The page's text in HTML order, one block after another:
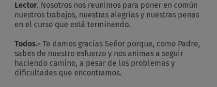
Lector. Nosotros nos reunimos para poner en común
nuestros trabajos, nuestras alegrías y nuestras penas
en el curso que está terminando.
Todos.- Te damos gracias Señor porque, como Padre,
sabes de nuestro esfuerzo y nos animas a seguir
haciendo camino, a pesar de los problemas y
dificultades que encontramos.